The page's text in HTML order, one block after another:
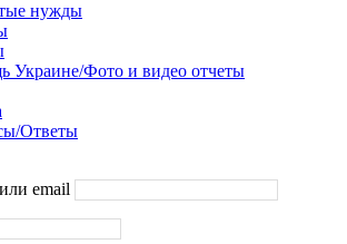
нужды
Украине/Фото и видео отчеты
Ответы
email